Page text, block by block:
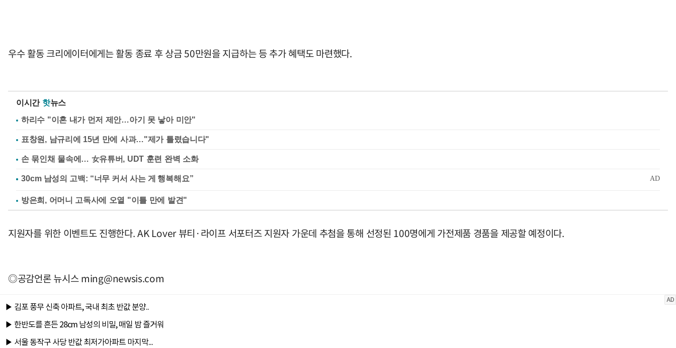
우수 활동 크리에이터에게는 활동 종료 후 상금 50만원을 지급하는 등 추가 혜택도 마련했다.
이시간 핫뉴스
하리수 "이혼 내가 먼저 제안…아기 못 낳아 미안"
표창원, 남규리에 15년 만에 사과…"제가 틀렸습니다"
손 묶인채 물속에… 女유튜버, UDT 훈련 완벽 소화
방은희, 어머니 고독사에 오열 "이틀 만에 발견"
지원자를 위한 이벤트도 진행한다. AK Lover 뷰티·라이프 서포터즈 지원자 가운데 추첨을 통해 선정된 100명에게 가전제품 경품을 제공할 예정이다.
◎공감언론 뉴시스ming@newsis.com